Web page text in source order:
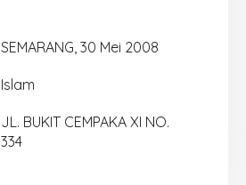
SEMARANG, 30 Mei 2008
Islam
JL. BUKIT CEMPAKA XI NO.
334